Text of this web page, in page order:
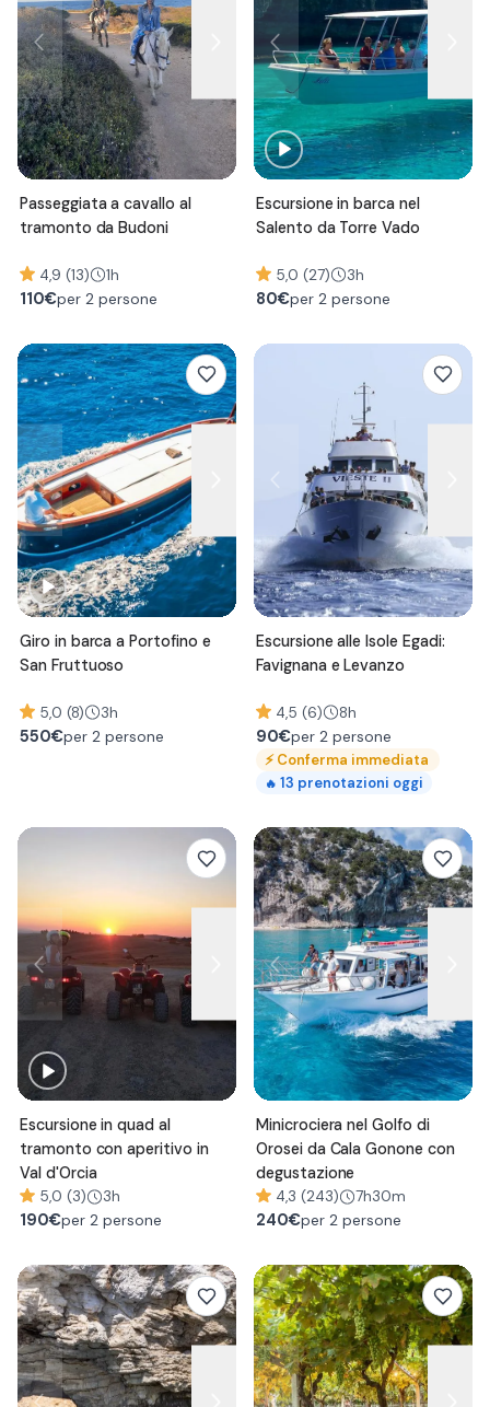
Passeggiata a cavallo al
tramonto da Budoni
4,9 (13) 1h
110€per 2 persone
Escursione in barca nel
Salento da Torre Vado
5,0 (27) 3h
80€per 2 persone
Giro in barca a Portofino e
San Fruttuoso
5,0 (8) 3h
550€per 2 persone
Escursione alle Isole Egadi:
Favignana e Levanzo
4,5 (6) 8h
90€per 2 persone
⚡Conferma immediata
🔥 13 prenotazioni oggi
Escursione in quad al
tramonto con aperitivo in
Val d'Orcia
5,0 (3) 3h
190€per 2 persone
Minicrociera nel Golfo di
Orosei da Cala Gonone con
degustazione
4,3 (243) 7h30m
240€per 2 persone